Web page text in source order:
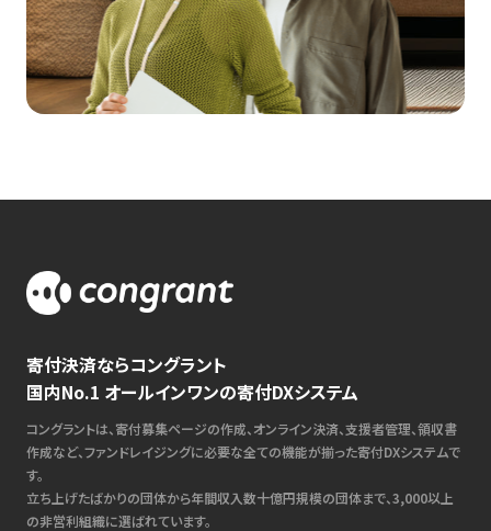
寄付決済ならコングラント
国内No.1 オールインワンの寄付DXシステム
コングラントは、寄付募集ページの作成、オンライン決済、支援者管理、領収書
作成など、ファンドレイジングに必要な全ての機能が揃った寄付DXシステムで
す。
立ち上げたばかりの団体から年間収入数十億円規模の団体まで、3,000以上
の非営利組織に選ばれています。